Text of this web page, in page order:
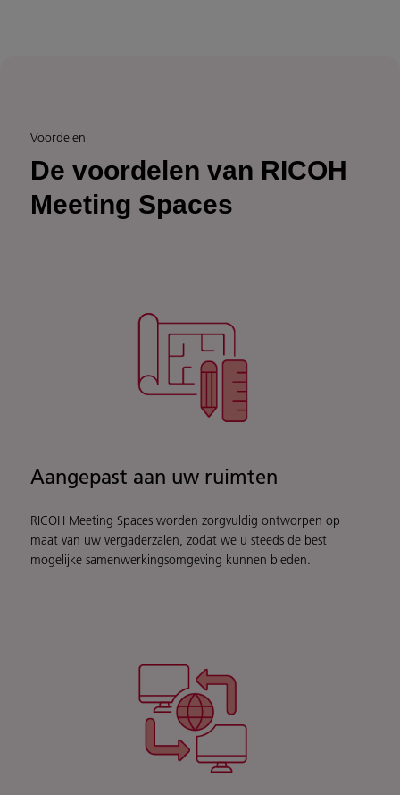
Voordelen
De voordelen van RICOH
Meeting Spaces
Aangepast aan uw ruimten
RICOH Meeting Spaces worden zorgvuldig ontworpen op
maat van uw vergaderzalen, zodat we u steeds de best
mogelijke samenwerkingsomgeving kunnen bieden.